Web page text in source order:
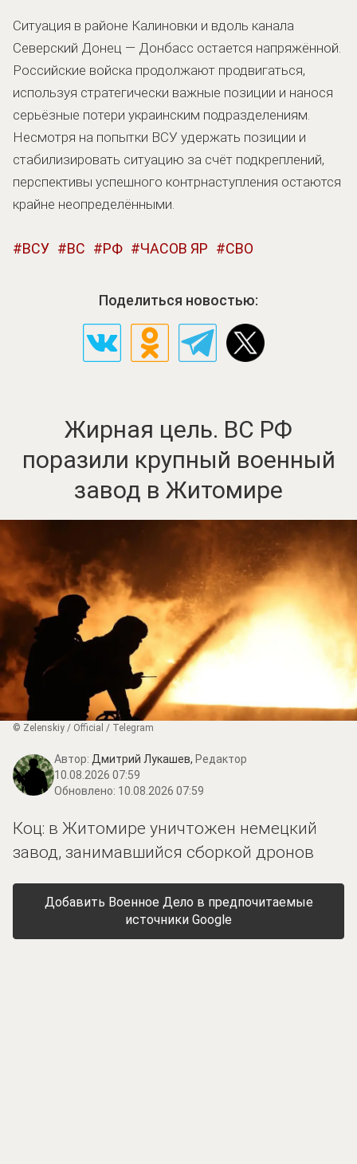
Ситуация в районе Калиновки и вдоль канала
Северский Донец — Донбасс остается напряжённой.
Российские войска продолжают продвигаться,
используя стратегически важные позиции и нанося
серьёзные потери украинским подразделениям.
Несмотря на попытки ВСУ удержать позиции и
стабилизировать ситуацию за счёт подкреплений,
перспективы успешного контрнаступления остаются
крайне неопределёнными.
ВСУ ВС РФ ЧАСОВ ЯР СВО
Поделиться новостью:
Жирная цель. ВС РФ
поразили крупный военный
завод в Житомире
© Zеlеnskiу / Оfficiаl / Telegram
Автор: Дмитрий Лукашев, Редактор
10.08.2026 07:59
Обновлено: 10.08.2026 07:59
Коц: в Житомире уничтожен немецкий
завод, занимавшийся сборкой дронов
Добавить Военное Дело в предпочитаемые
источники Google